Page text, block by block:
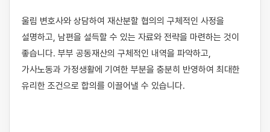
울림 변호사와 상담하여 재산분할 협의의 구체적인 사정을
설명하고, 남편을 설득할 수 있는 자료와 전략을 마련하는 것이
좋습니다. 부부 공동재산의 구체적인 내역을 파악하고,
가사노동과 가정생활에 기여한 부분을 충분히 반영하여 최대한
유리한 조건으로 합의를 이끌어낼 수 있습니다.